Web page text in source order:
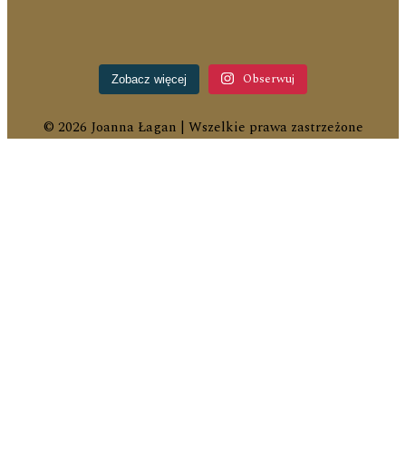
Zobacz więcej Obserwuj
© 2026 Joanna Łagan | Wszelkie prawa zastrzeżone